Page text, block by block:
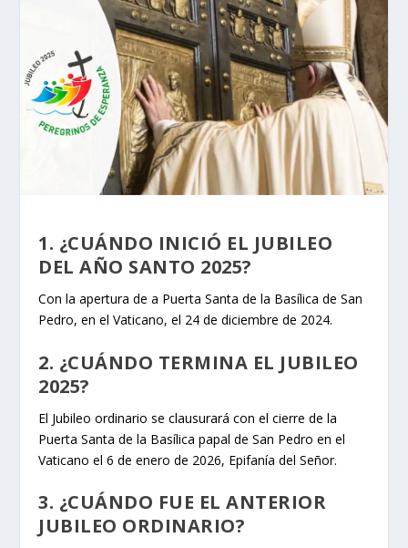
1. ¿CUÁNDO INICIÓ EL JUBILEO
DEL AÑO SANTO 2025?
Con la apertura de a Puerta Santa de la Basílica de San
Pedro, en el Vaticano, el 24 de diciembre de 2024.
2. ¿CUÁNDO TERMINA EL JUBILEO
2025?
El Jubileo ordinario se clausurará con el cierre de la
Puerta Santa de la Basílica papal de San Pedro en el
Vaticano el 6 de enero de 2026, Epifanía del Señor.
3. ¿CUÁNDO FUE EL ANTERIOR
JUBILEO ORDINARIO?